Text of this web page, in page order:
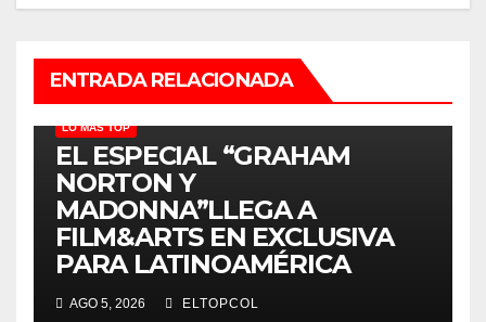
ENTRADA RELACIONADA
LO MÁS TOP
EL ESPECIAL “GRAHAM
NORTON Y
MADONNA”LLEGA A
FILM&ARTS EN EXCLUSIVA
PARA LATINOAMÉRICA
AGO 5, 2026 ELTOPCOL